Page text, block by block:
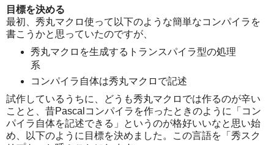
目標を決める
最初、秀丸マクロ使って以下のような簡単なコンパイラを
書こうかと思っていたのですが、
秀丸マクロを生成するトランスパイラ型の処理
系
コンパイラ自体は秀丸マクロで記述
試作しているうちに、どうも秀丸マクロでは作るのが辛い
ことと、昔Pascalコンパイラを作ったときのように「コン
パイラ自体を記述できる」というのが格好いいなと思い始
め、以下のように目標を決めました。この言語を「秀スク